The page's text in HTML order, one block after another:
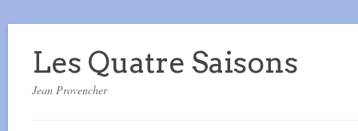
Les Quatre Saisons
Jean Provencher